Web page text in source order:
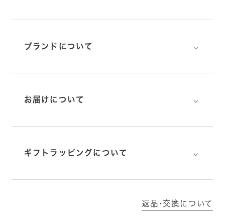
ブランドについて ⌵
お届けについて ⌵
ギフトラッピングについて ⌵
返品･交換について